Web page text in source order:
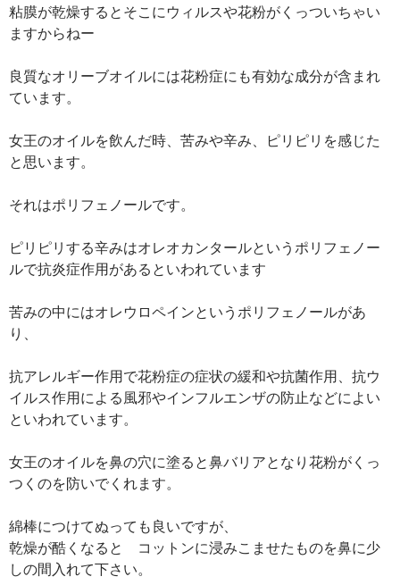
粘膜が乾燥するとそこにウィルスや花粉がくっついちゃい
ますからねー
良質なオリーブオイルには花粉症にも有効な成分が含まれ
ています。
女王のオイルを飲んだ時、苦みや辛み、ピリピリを感じた
と思います。
それはポリフェノールです。
ピリピリする辛みはオレオカンタールというポリフェノー
ルで抗炎症作用があるといわれています
苦みの中にはオレウロペインというポリフェノールがあ
り、
抗アレルギー作用で花粉症の症状の緩和や抗菌作用、抗ウ
イルス作用による風邪やインフルエンザの防止などによい
といわれています。
女王のオイルを鼻の穴に塗ると鼻バリアとなり花粉がくっ
つくのを防いでくれます。
綿棒につけてぬっても良いですが、
乾燥が酷くなると コットンに浸みこませたものを鼻に少
しの間入れて下さい。